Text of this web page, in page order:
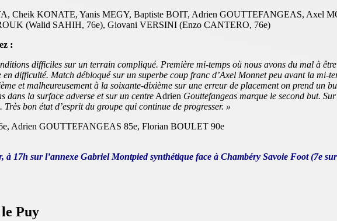
Cheik KONATE, Yanis MEGY, Baptiste BOIT, Adrien GOUTTEFANGEAS, Axel
(Walid SAHIH, 76e), Giovani VERSINI (Enzo CANTERO, 76e)
:
difficiles sur un terrain compliqué. Première mi-temps où nous avons du mal à
en difficulté. Match débloqué sur un superbe coup franc d’Axel Monnet peu avant la
et malheureusement à la soixante-dixième sur une erreur de placement on prend un
dans la surface adverse et sur un centre Adrien Gouttefangeas marque le second but.
bon état d’esprit du groupe qui continue de progresser. »
Adrien GOUTTEFANGEAS 85e, Florian BOULET 90e
17h sur l’annexe Gabriel Montpied synthétique face à Chambéry Savoie Foot (7e
Puy